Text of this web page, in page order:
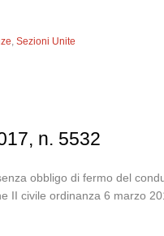
,Sezioni Unite
n. 5532
obbligo di fermo del
civile ordinanza 6 marzo